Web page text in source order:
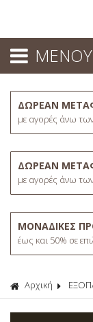
ΜΕΝΟΥ
ΔΩΡΕΑΝ
με αγορές άνω
ΔΩΡΕΑΝ
με αγορές άνω
ΜΟΝΑΔΙΚΕΣ
έως και 50% σε
Αρχική